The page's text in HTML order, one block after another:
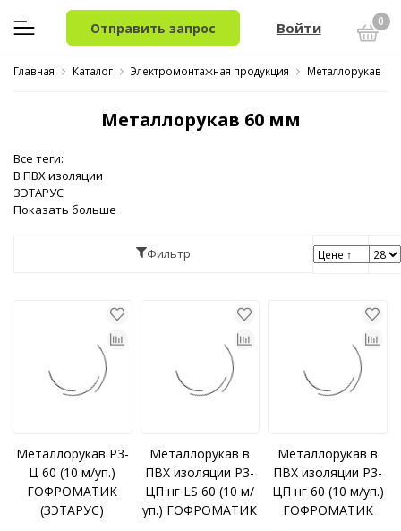
Отправить запрос Войти 0
Главная Каталог Электромонтажная продукция Металлорукав
Металлорукав 60 мм
Все теги:
В ПВХ изоляции
ЗЭТАРУС
Показать больше
Фильтр
Металлорукав Р3-
Ц 60 (10 м/уп.)
ГОФРОМАТИК
(ЗЭТАРУС)
Металлорукав в
ПВХ изоляции Р3-
ЦП нг LS 60 (10 м/
уп.) ГОФРОМАТИК
Металлорукав в
ПВХ изоляции Р3-
ЦП нг 60 (10 м/уп.)
ГОФРОМАТИК